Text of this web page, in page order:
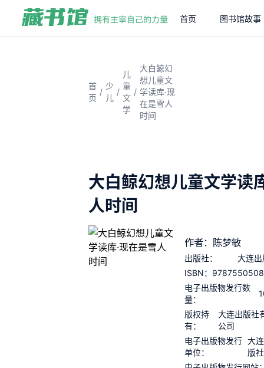
首页 图书馆故事
首
页
/
少
儿
/
儿
童
文
学
/
大白鲸幻
想儿童文
学读库·现
在是雪人
时间
大白鲸幻想儿童文学读
人时间
作者：陈梦敏
出版社：
大连
ISBN：
电子出版物发行数
量：
版权持
有：
大连出版社
公司
电子出版物发行
单位：
大
版社